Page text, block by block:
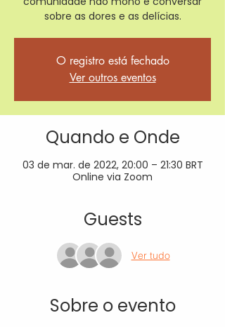
sobre as dores e as delícias.
O registro está fechado
Ver outros eventos
Quando e Onde
03 de mar. de 2022, 20:00 – 21:30 BRT
Online via Zoom
Guests
Ver tudo
Sobre o evento